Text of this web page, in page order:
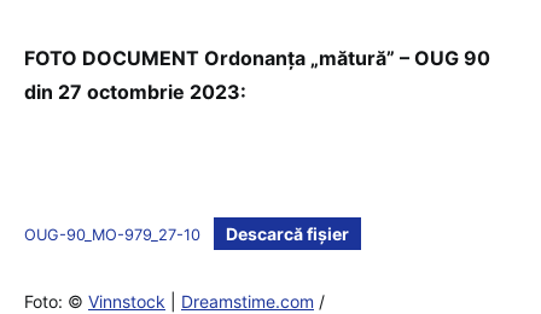
FOTO DOCUMENT Ordonanța „mătură” – OUG 90
din 27 octombrie 2023:
OUG-90_MO-979_27-10 Descarcă fișier
Foto: © Vinnstock Dreamstime.com /